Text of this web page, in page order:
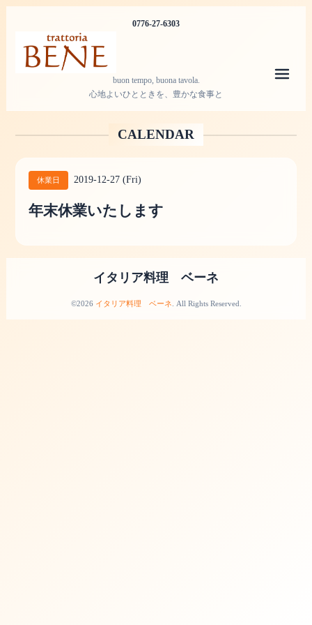
0776-27-6303
buon tempo, buona tavola.
心地よいひとときを、豊かな食事と
CALENDAR
休業日 2019-12-27 (Fri)
年末休業いたします
イタリア料理 ベーネ
©2026 イタリア料理 ベーネ . All Rights Reserved.